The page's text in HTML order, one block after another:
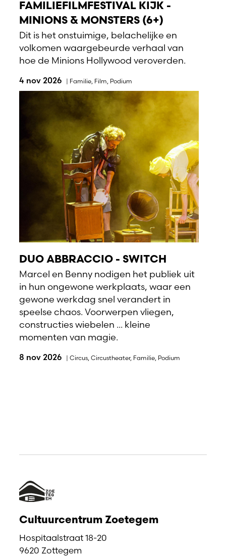
FAMILIEFILMFESTIVAL KIJK -
MINIONS & MONSTERS (6+)
Dit is het onstuimige, belachelijke en
volkomen waargebeurde verhaal van
hoe de Minions Hollywood veroverden.
4 nov 2026 | Familie Film Podium
DUO ABBRACCIO - SWITCH
Marcel en Benny nodigen het publiek uit
in hun ongewone werkplaats, waar een
gewone werkdag snel verandert in
speelse chaos. Voorwerpen vliegen,
constructies wiebelen ... kleine
momenten van magie.
8 nov 2026 | Circus, Circustheater, Familie, Podium
Cultuurcentrum Zoetegem
Hospitaalstraat 18-20
9620 Zottegem